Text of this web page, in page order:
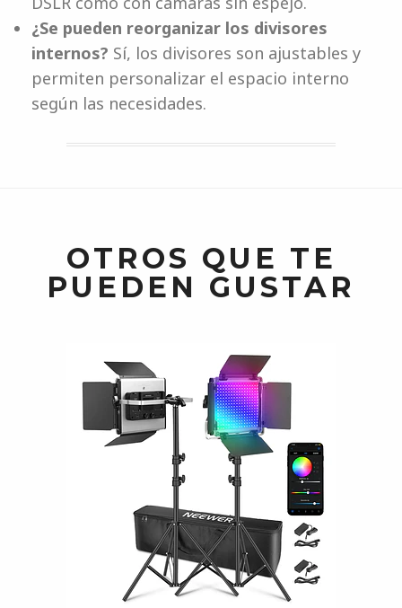
¿Se pueden reorganizar los divisores
internos? Sí, los divisores son ajustables y
permiten personalizar el espacio interno
según las necesidades.
OTROS QUE TE
PUEDEN GUSTAR